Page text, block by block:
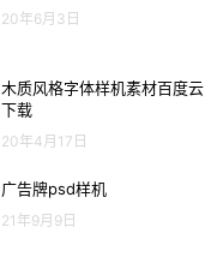
20年6月3日
木质风格字体样机素材百度云
下载
20年4月17日
广告牌psd样机
21年9月9日